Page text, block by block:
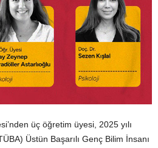
üç öğretim üyesi, 2025 yılı
Üstün Başarılı Genç Bilim İnsanı